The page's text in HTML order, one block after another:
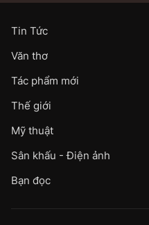
Tin Tức
Văn thơ
Tác phẩm mới
Thế giới
Mỹ thuật
Sân khấu - Điện ảnh
Bạn đọc